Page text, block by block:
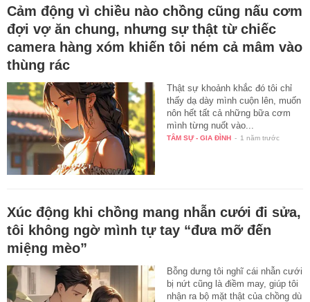
Cảm động vì chiều nào chồng cũng nấu cơm
đợi vợ ăn chung, nhưng sự thật từ chiếc
camera hàng xóm khiến tôi ném cả mâm vào
thùng rác
Thật sự khoảnh khắc đó tôi chỉ
thấy dạ dày mình cuộn lên, muốn
nôn hết tất cả những bữa cơm
mình từng nuốt vào...
TÂM SỰ - GIA ĐÌNH - 1 năm trước
Xúc động khi chồng mang nhẫn cưới đi sửa,
tôi không ngờ mình tự tay “đưa mỡ đến
miệng mèo”
Bỗng dưng tôi nghĩ cái nhẫn cưới
bị nứt cũng là điềm may, giúp tôi
nhận ra bộ mặt thật của chồng dù